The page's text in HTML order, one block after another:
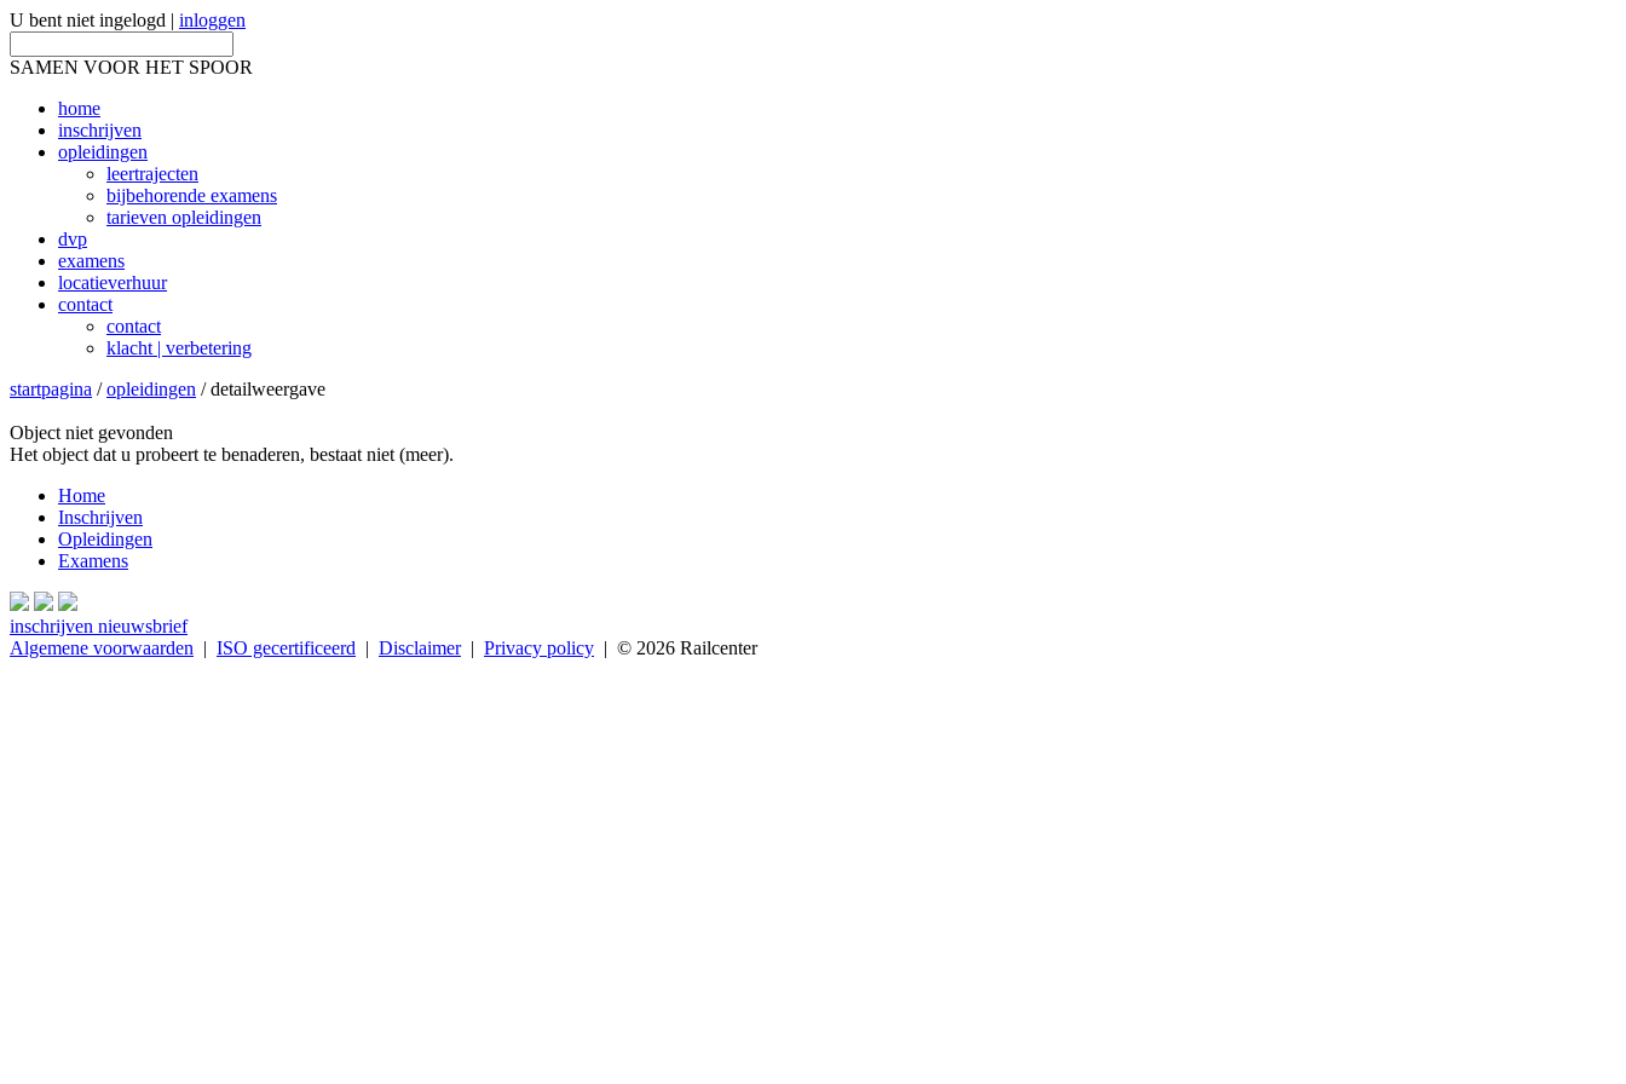
U bent niet ingelogd | inloggen
SAMEN VOOR HET SPOOR
home
inschrijven
opleidingen
leertrajecten
bijbehorende examens
tarieven opleidingen
dvp
examens
locatieverhuur
contact
contact
klacht | verbetering
startpagina /opleidingen / detailweergave
Object niet gevonden
Het object dat u probeert te benaderen, bestaat niet (meer).
Home
Inschrijven
Opleidingen
Examens
inschrijven nieuwsbrief
Algemene voorwaarden | ISO gecertificeerd | Disclaimer| Privacy policy | © 2026 Railcenter